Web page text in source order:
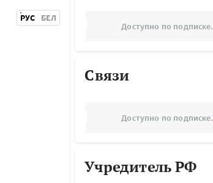
РУС БЕЛ
Доступно по подписке.
Связи
Доступно по подписке.
Учредитель РФ